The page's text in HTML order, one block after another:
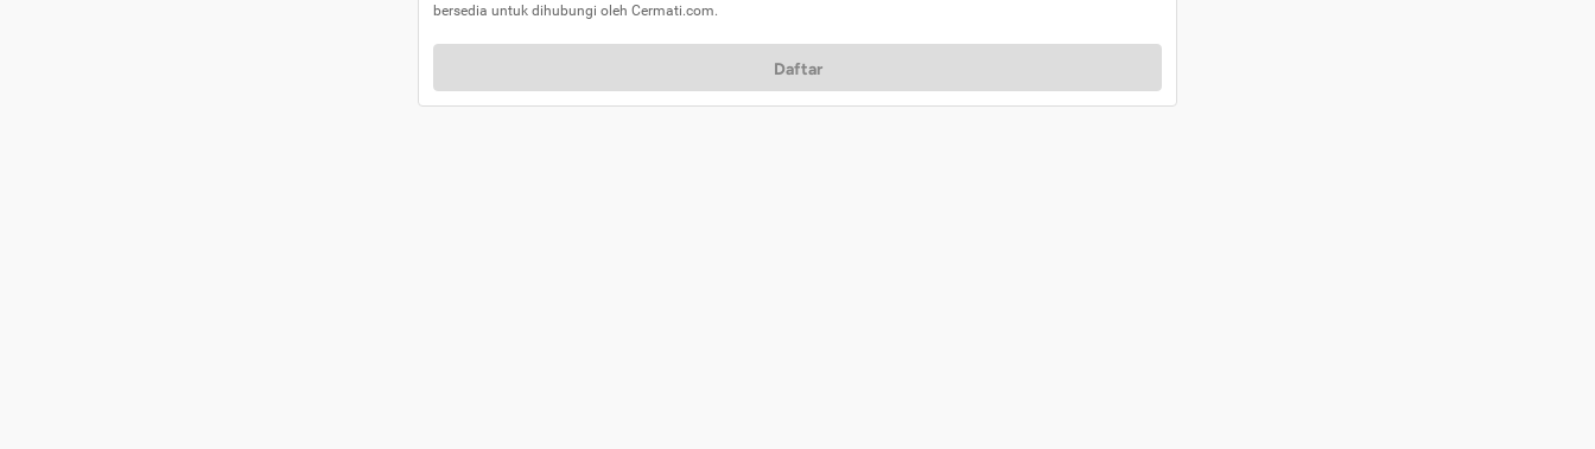
bersedia untuk dihubungi oleh Cermati.com.
Daftar